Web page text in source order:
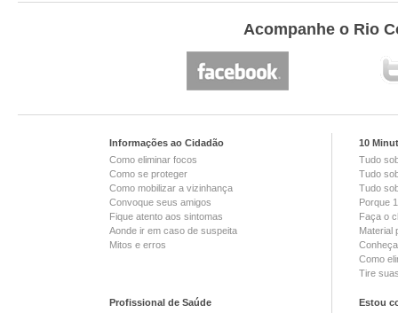
Acompanhe o Rio
Informações ao Cidadão
Como eliminar focos
Como se proteger
Como mobilizar a vizinhança
Convoque seus amigos
Fique atento aos sintomas
Aonde ir em caso de suspeita
Mitos e erros
Profissional de Saúde
10
Tudo
Tudo
Tudo
Porque
Faça o
Material
Como
Tire
Estou